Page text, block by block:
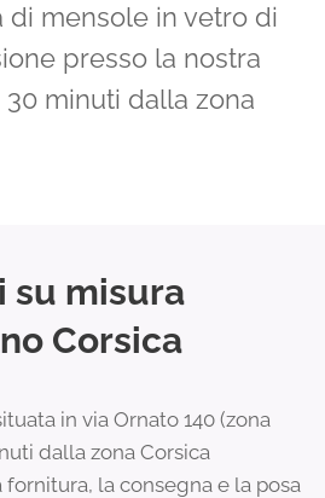
di mensole in vetro di
presso la nostra
minuti dalla zona
su misura
Corsica
in via Ornato 140 (zona
dalla zona Corsica
la consegna e la posa